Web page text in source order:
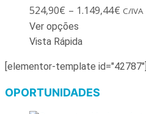
524,90€ – 1.149,44€ C/IVA
Ver opções
Vista Rápida
[elementor-template id="42787"]
OPORTUNIDADES